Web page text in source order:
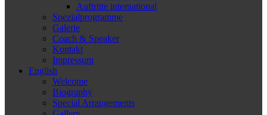
Auftritte international
Spezialprogramme
Galerie
Coach & Speaker
Kontakt
Impressum
English
Welcome
Biography
Special Arrangements